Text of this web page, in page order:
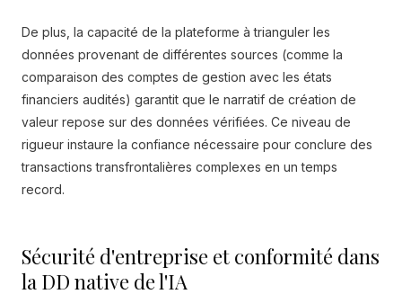
De plus, la capacité de la plateforme à trianguler les
données provenant de différentes sources (comme la
comparaison des comptes de gestion avec les états
financiers audités) garantit que le narratif de création de
valeur repose sur des données vérifiées. Ce niveau de
rigueur instaure la confiance nécessaire pour conclure des
transactions transfrontalières complexes en un temps
record.
Sécurité d'entreprise et conformité dans
la DD native de l'IA